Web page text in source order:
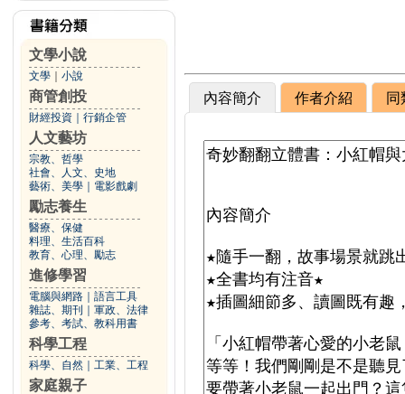
文學小說
文學 小說
商管創投
財經投資 行銷企管
人文藝坊
宗教、哲學
社會、人文、史地
藝術、美學
電影戲劇
勵志養生
醫療、保健
料理、生活百科
教育、心理、勵志
進修學習
電腦與網路
語言工具
雜誌、期刊
軍政、法律
參考、考試、教科用書
科學工程
科學、自然 工業、工程
家庭親子
內容簡介 作者介紹 同